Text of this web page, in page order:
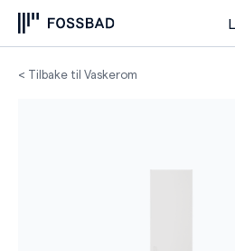
Du har ingen produkter i
< Tilbake til Vaskerom